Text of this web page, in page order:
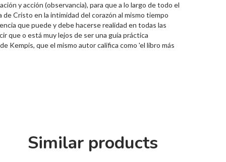
y acción (observancia), para que a lo largo de todo el
Cristo en la intimidad del corazón al mismo tiempo
que puede y debe hacerse realidad en todas las
que o está muy lejos de ser una guía práctica
Kempis, que el mismo autor califica como 'el libro más
Similar products